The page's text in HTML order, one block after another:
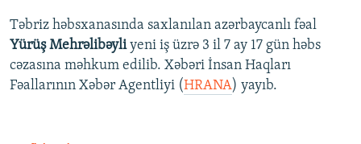
Təbriz həbsxanasında saxlanılan azərbaycanlı fəal
Yürüş Mehrəlibəyliyeni iş üzrə 3 il 7 ay 17 gün həbs
cəzasına məhkum edilib. Xəbəri İnsan Haqları
Fəallarının Xəbər Agentliyi (HRANA) yayıb.